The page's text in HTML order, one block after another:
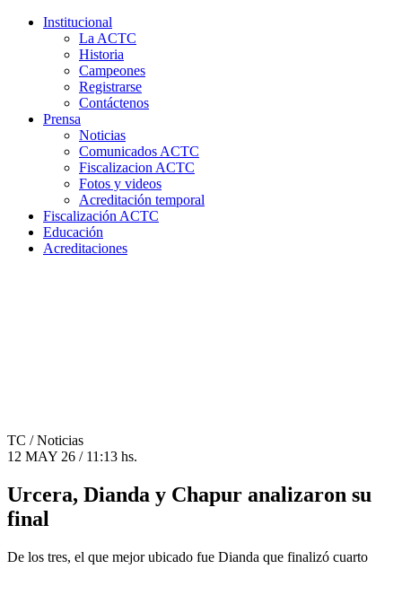
Institucional
La ACTC
Historia
Campeones
Registrarse
Contáctenos
Prensa
Noticias
Comunicados ACTC
Fiscalizacion ACTC
Fotos y videos
Acreditación temporal
Fiscalización ACTC
Educación
Acreditaciones
TC / Noticias
12 MAY 26 / 11:13 hs.
Urcera, Dianda y Chapur analizaron su
final
De los tres, el que mejor ubicado fue Dianda que finalizó cuarto